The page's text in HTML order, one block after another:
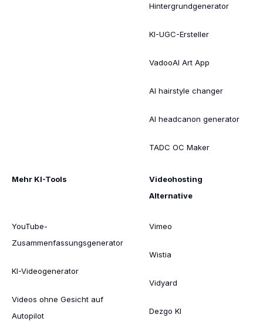
Hintergrundgenerator
KI-UGC-Ersteller
VadooAI Art App
AI hairstyle changer
AI headcanon generator
TADC OC Maker
Mehr KI-Tools
YouTube-
Zusammenfassungsgenerator
KI-Videogenerator
Videos ohne Gesicht auf
Autopilot
Videohosting
Alternative
Vimeo
Wistia
Vidyard
Dezgo KI